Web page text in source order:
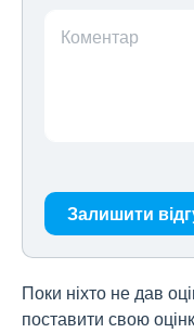
Коментар
Залишити
Поки ніхто не дав
поставити свою